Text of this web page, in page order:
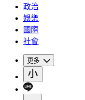
政治
娛樂
國際
社會
更多